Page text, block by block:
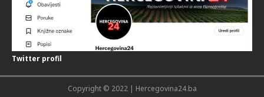
Twitter profil
Copyright © 2022 | Hercegovina24.ba